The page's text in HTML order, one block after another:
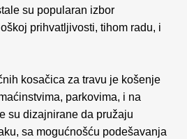
su popularan izbor
prihvatljivosti, tihom radu, i
kosačica za travu je košenje
parkovima, i na
su dizajnirane da pružaju
sa mogućnošću podešavanja